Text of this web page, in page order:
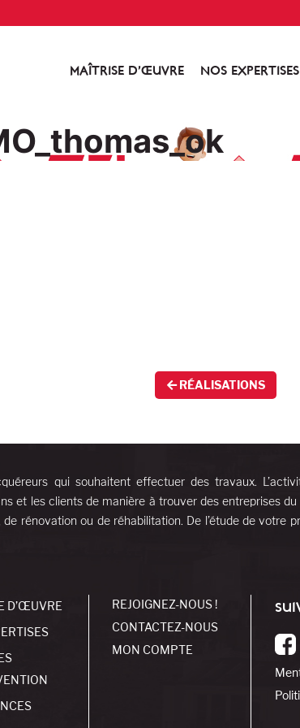
MAÎTRISE D’ŒUVRE NOS EXPERTISES
RÉALISATIONS
qui souhaitent effectuer des travaux.
et les clients de manière à trouver des entreprises
rénovation ou de réhabilitation. De l’étude de votre
D’ŒUVRE
REJOIGNEZ-NOUS !
CONTACTEZ-NOUS
MON COMPTE